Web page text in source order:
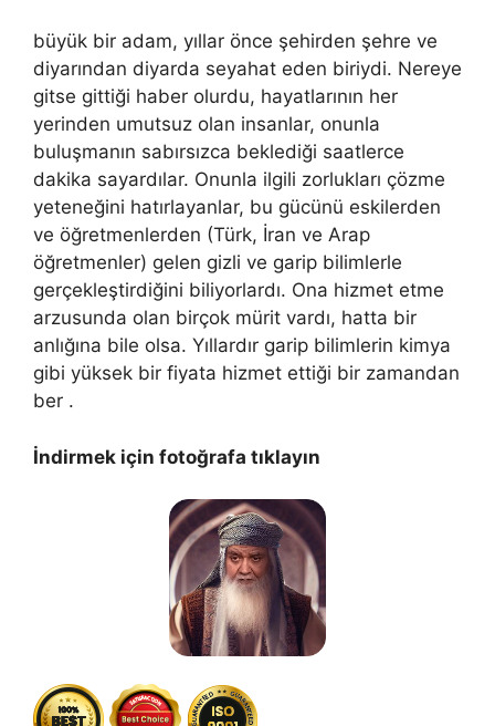
büyük bir adam, yıllar önce şehirden şehre ve
diyarından diyarda seyahat eden biriydi. Nereye
gitse gittiği haber olurdu, hayatlarının her
yerinden umutsuz olan insanlar, onunla
buluşmanın sabırsızca beklediği saatlerce
dakika sayardılar. Onunla ilgili zorlukları çözme
yeteneğini hatırlayanlar, bu gücünü eskilerden
ve öğretmenlerden (Türk, İran ve Arap
öğretmenler) gelen gizli ve garip bilimlerle
gerçekleştirdiğini biliyorlardı. Ona hizmet etme
arzusunda olan birçok mürit vardı, hatta bir
anlığına bile olsa. Yıllardır garip bilimlerin kimya
gibi yüksek bir fiyata hizmet ettiği bir zamandan
ber .
İndirmek için fotoğrafa tıklayın